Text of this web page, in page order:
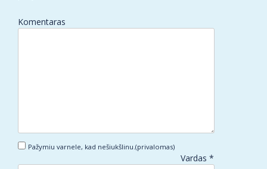
Komentaras
Pažymiu varnele, kad nešiukšlinu.(privalomas)
Vardas *